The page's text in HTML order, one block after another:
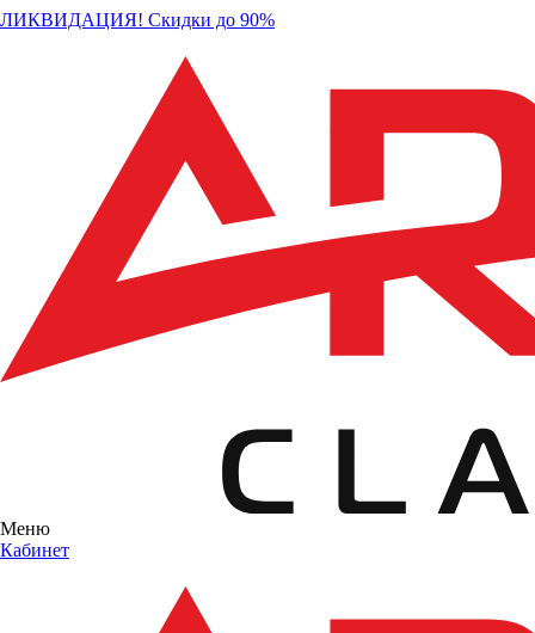
ЛИКВИДАЦИЯ! Скидки до 90%
Меню
Кабинет